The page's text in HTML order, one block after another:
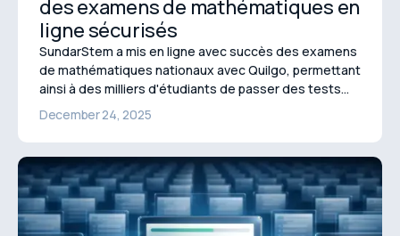
des examens de mathématiques en
ligne sécurisés
SundarStem a mis en ligne avec succès des examens
de mathématiques nationaux avec Quilgo, permettant
ainsi à des milliers d'étudiants de passer des tests
sécurisés et volumineux. Ce changement innovant a
permis d'éliminer les déplacements et de réduire les
charges administratives, créant ainsi une expérience
plus efficace pour toutes les personnes impliquées !
December 24, 2025